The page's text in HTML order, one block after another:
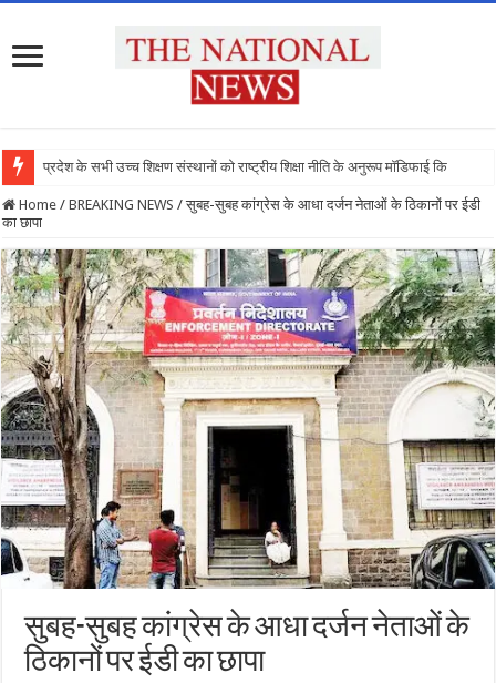
प्रदेश के सभी उच्च शिक्षण संस्थानों को राष्ट्रीय शिक्षा नीति के अनुरूप मॉडिफाई किया जाए : मुख्य
Home / BREAKING NEWS / सुबह-सुबह कांग्रेस के आधा दर्जन नेताओं के ठिकानों पर ईडी
का छापा
सुबह-सुबह कांग्रेस के आधा दर्जन नेताओं के
ठिकानों पर ईडी का छापा